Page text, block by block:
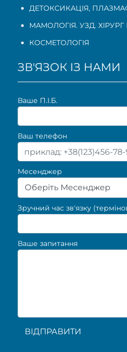
ДЕТОКСИКАЦІЯ,
МАМОЛОГІЯ. УЗД.
КОСМЕТОЛОГІЯ
ЗВ'ЯЗОК ІЗ НАМИ
Ваше П.I.Б.
Ваш телефон
Месенджер
Оберіть Месенджер
Зручний час зв'язку
Ваше запитання
ВІДПРАВИТИ